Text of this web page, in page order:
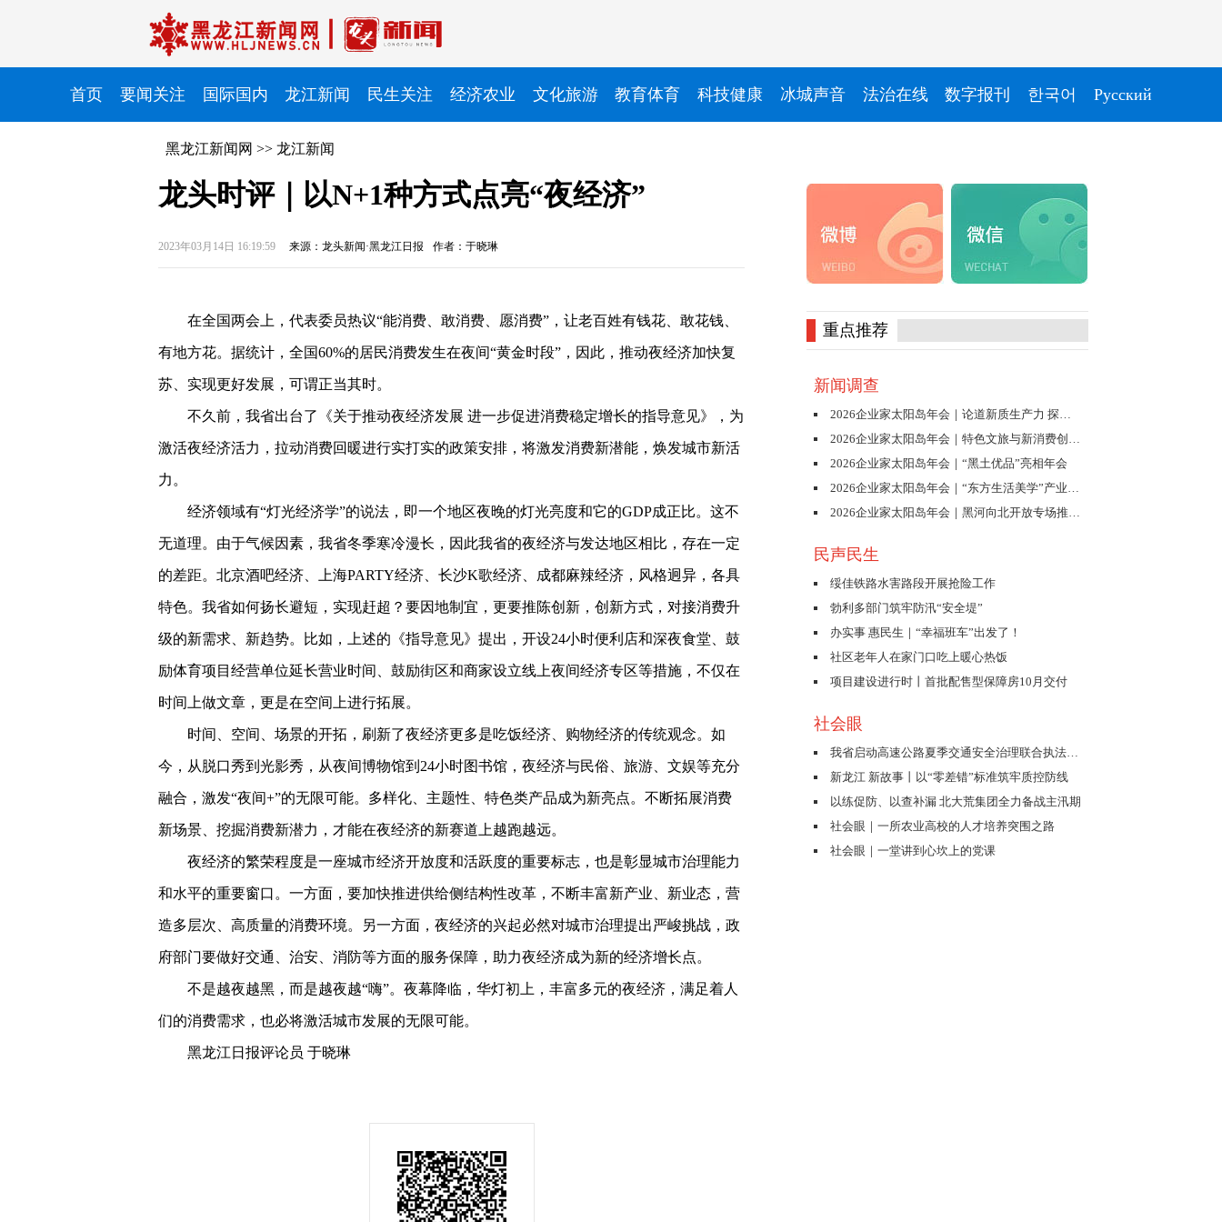
首页 要闻关注 国际国内 龙江新闻 民生关注 经济农业 文化旅游 教育体育 科技健康 冰城声音 法治在线 数字报刊 한국어 Pусский
黑龙江新闻网 >> 龙江新闻
龙头时评｜以N+1种方式点亮“夜经济”
2023年03月14日 16:19:59 来源：龙头新闻·黑龙江日报 作者：于晓琳
在全国两会上，代表委员热议“能消费、敢消费、愿消费”，让老百姓有钱花、敢花钱、
有地方花。据统计，全国60%的居民消费发生在夜间“黄金时段”，因此，推动夜经济加快复
苏、实现更好发展，可谓正当其时。
不久前，我省出台了《关于推动夜经济发展 进一步促进消费稳定增长的指导意见》，为
激活夜经济活力，拉动消费回暖进行实打实的政策安排，将激发消费新潜能，焕发城市新活
力。
经济领域有“灯光经济学”的说法，即一个地区夜晚的灯光亮度和它的GDP成正比。这不
无道理。由于气候因素，我省冬季寒冷漫长，因此我省的夜经济与发达地区相比，存在一定
的差距。北京酒吧经济、上海PARTY经济、长沙K歌经济、成都麻辣经济，风格迥异，各具
特色。我省如何扬长避短，实现赶超？要因地制宜，更要推陈创新，创新方式，对接消费升
级的新需求、新趋势。比如，上述的《指导意见》提出，开设24小时便利店和深夜食堂、鼓
励体育项目经营单位延长营业时间、鼓励街区和商家设立线上夜间经济专区等措施，不仅在
时间上做文章，更是在空间上进行拓展。
时间、空间、场景的开拓，刷新了夜经济更多是吃饭经济、购物经济的传统观念。如
今，从脱口秀到光影秀，从夜间博物馆到24小时图书馆，夜经济与民俗、旅游、文娱等充分
融合，激发“夜间+”的无限可能。多样化、主题性、特色类产品成为新亮点。不断拓展消费
新场景、挖掘消费新潜力，才能在夜经济的新赛道上越跑越远。
夜经济的繁荣程度是一座城市经济开放度和活跃度的重要标志，也是彰显城市治理能力
和水平的重要窗口。一方面，要加快推进供给侧结构性改革，不断丰富新产业、新业态，营
造多层次、高质量的消费环境。另一方面，夜经济的兴起必然对城市治理提出严峻挑战，政
府部门要做好交通、治安、消防等方面的服务保障，助力夜经济成为新的经济增长点。
不是越夜越黑，而是越夜越“嗨”。夜幕降临，华灯初上，丰富多元的夜经济，满足着人
们的消费需求，也必将激活城市发展的无限可能。
黑龙江日报评论员 于晓琳